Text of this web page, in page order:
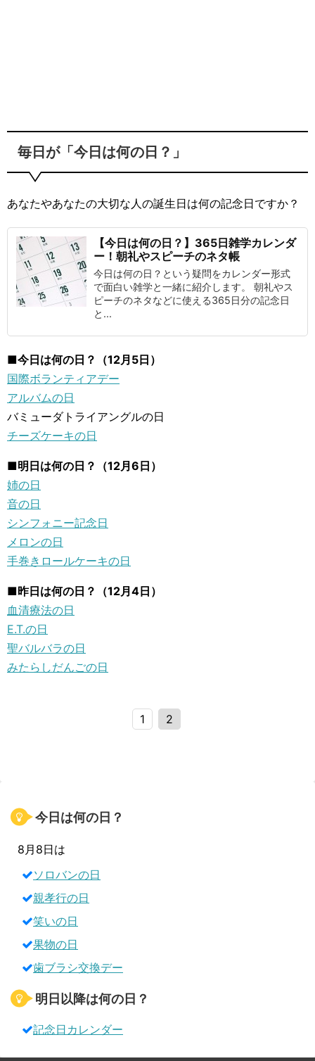
毎日が「今日は何の日？」
あなたやあなたの大切な人の誕生日は何の記念日ですか？
【今日は何の日？】365日雑学カレンダ
ー！朝礼やスピーチのネタ帳
今日は何の日？という疑問をカレンダー形式
で面白い雑学と一緒に紹介します。 朝礼やス
ピーチのネタなどに使える365日分の記念日
と...
■今日は何の日？（12月5日）
国際ボランティアデー
アルバムの日
バミューダトライアングルの日
チーズケーキの日
■明日は何の日？（12月6日）
姉の日
音の日
シンフォニー記念日
メロンの日
手巻きロールケーキの日
■昨日は何の日？（12月4日）
血清療法の日
E.T.の日
聖バルバラの日
みたらしだんごの日
1 2
今日は何の日？
8月8日は
ソロバンの日
親孝行の日
笑いの日
果物の日
歯ブラシ交換デー
明日以降は何の日？
記念日カレンダー